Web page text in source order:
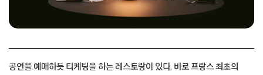
공연을 예매하듯 티케팅을 하는 레스토랑이 있다. 바로 프랑스 최초의